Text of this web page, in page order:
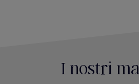
I nostri